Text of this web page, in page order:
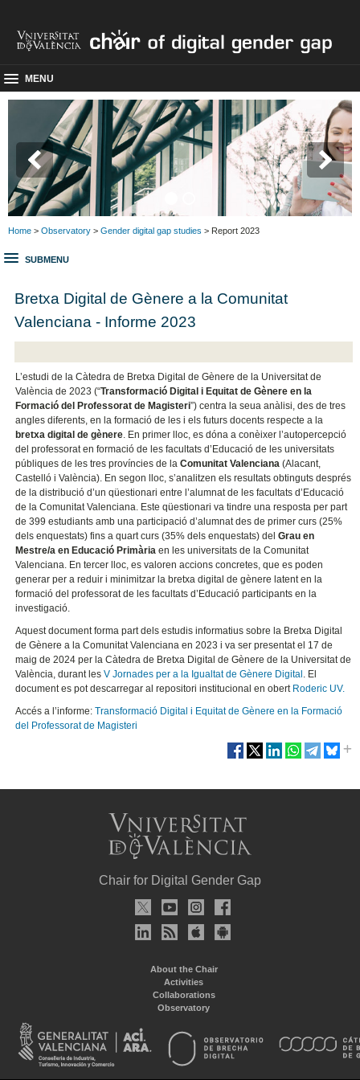
MENU
Home > Observatory > Gender digital gap studies > Report 2023
SUBMENU
Bretxa Digital de Gènere a la Comunitat
Valenciana - Informe 2023
L’estudi de la Càtedra de Bretxa Digital de Gènere de la Universitat de
València de 2023 (“Transformació Digital i Equitat de Gènere en la
Formació del Professorat de Magisteri”) centra la seua anàlisi, des de tres
angles diferents, en la formació de les i els futurs docents respecte a la
bretxa digital de gènere. En primer lloc, es dóna a conèixer l’autopercepció
del professorat en formació de les facultats d’Educació de les universitats
públiques de les tres províncies de la Comunitat Valenciana(Alacant,
Castelló i València). En segon lloc, s’analitzen els resultats obtinguts després
de la distribució d’un qüestionari entre l’alumnat de les facultats d’Educació
de la Comunitat Valenciana. Este qüestionari va tindre una resposta per part
de 399 estudiants amb una participació d’alumnat des de primer curs (25%
dels enquestats) fins a quart curs (35% dels enquestats) delGrau en
Mestre/a en Educació Primària en les universitats de la Comunitat
Valenciana. En tercer lloc, es valoren accions concretes, que es poden
generar per a reduir i minimitzar la bretxa digital de gènere latent en la
formació del professorat de les facultats d’Educació participants en la
investigació.
Aquest document forma part dels estudis informatius sobre la Bretxa Digital
de Gènere a la Comunitat Valenciana en 2023 i va ser presentat el 17 de
maig de 2024 per la Càtedra de Bretxa Digital de Gènere de la Universitat de
València, durant lesV Jornades per a la Igualtat de Gènere Digital . El
document es pot descarregar al repositori institucional en obert Roderic UV.
Accés a l’informe:Transformació Digital i Equitat de Gènere en la Formació
del Professorat de Magisteri
Chair for Digital Gender Gap
About the Chair
Activities
Collaborations
Observatory